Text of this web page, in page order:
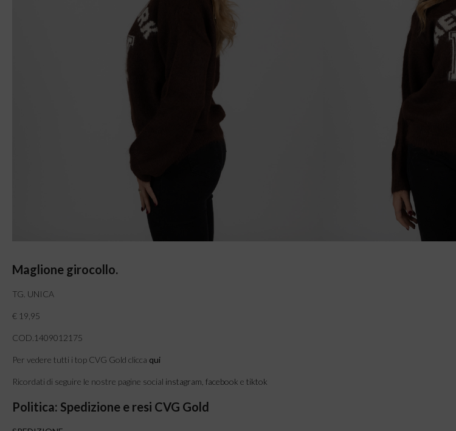
Maglione girocollo.
TG. UNICA
€ 19,95
COD.1409012175
Per vedere tutti i top CVG Gold clicca qui
Ricordati di seguire le nostre pagine social instagram facebook e tiktok
Politica: Spedizione e resi CVG Gold